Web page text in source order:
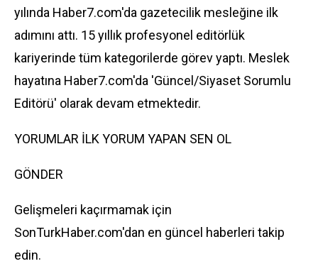
yılında Haber7.com'da gazetecilik mesleğine ilk
adımını attı. 15 yıllık profesyonel editörlük
kariyerinde tüm kategorilerde görev yaptı. Meslek
hayatına Haber7.com'da 'Güncel/Siyaset Sorumlu
Editörü' olarak devam etmektedir.
YORUMLAR İLK YORUM YAPAN SEN OL
GÖNDER
Gelişmeleri kaçırmamak için
SonTurkHaber.com'dan en güncel haberleri takip
edin.